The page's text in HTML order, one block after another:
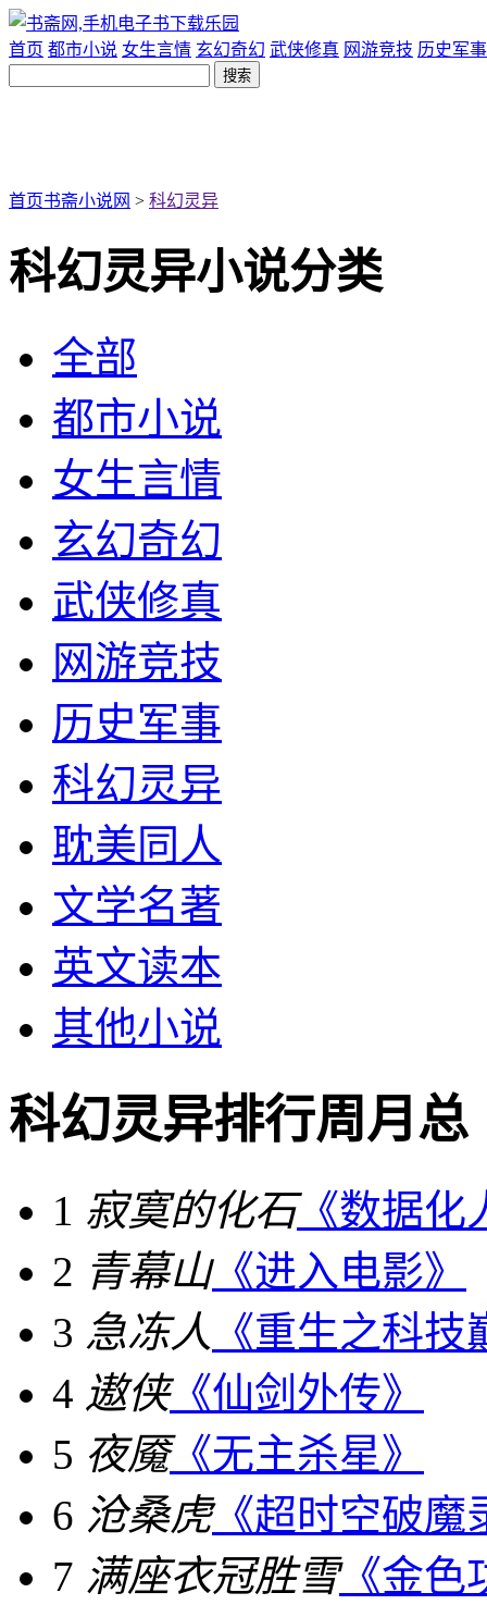
首页 都市小说 女生言情 玄幻奇幻 武侠修真 网游竞技 历史军事
首页书斋小说网 > 科幻灵异
科幻灵异小说分类
全部
都市小说
女生言情
玄幻奇幻
武侠修真
网游竞技
历史军事
科幻灵异
耽美同人
文学名著
英文读本
其他小说
科幻灵异排行周 月 总
1 寂寞的化石《数据化
2 青幕山《进入电影》
3 急冻人 《重生之科技
4 遨侠《仙剑外传》
5 夜魇《无主杀星》
6 沧桑虎《超时空破魔
7 满座衣冠胜雪《金色